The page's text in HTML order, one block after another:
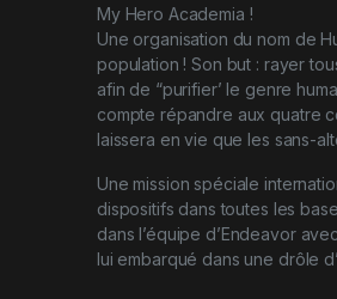
My Hero Academia !
Une organisation du nom de
population ! Son but : rayer
afin de “purifier’ le genre
compte répandre aux quatre
laissera en vie que les sans-
Une mission spéciale
dispositifs dans toutes les
dans l’équipe d’Endeavor
lui embarqué dans une drôle